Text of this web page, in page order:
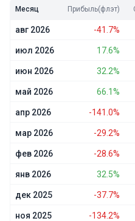
Месяц Прибыль(флэт)
авг 2026 -41.7%
июл 2026 17.6%
июн 2026 32.2%
май 2026 66.1%
апр 2026 -141.0%
мар 2026 -29.2%
фев 2026 -28.6%
янв 2026 32.5%
дек 2025 -37.7%
ноя 2025 -134.2%